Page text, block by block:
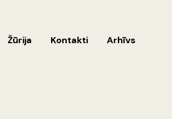
Žūrija Kontakti Arhīvs